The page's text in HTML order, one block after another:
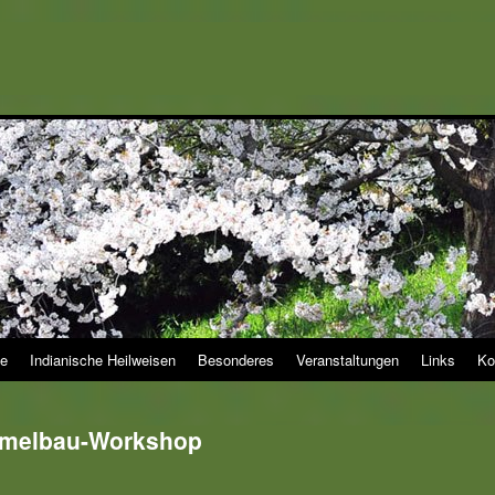
Indianische Heilweisen Besonderes Veranstaltungen Links
Workshop